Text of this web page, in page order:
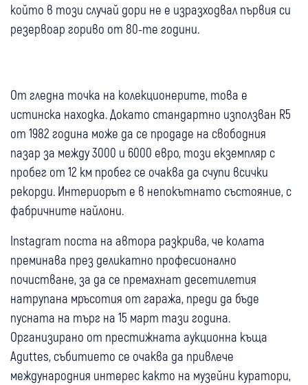
който в този случай дори не е изразходвал първия си
резервоар гориво от 80-те години.
От гледна точка на колекционерите, това е
истинска находка. Докато стандартно използван R5
от 1982 година може да се продаде на свободния
пазар за между 3000 и 6000 евро, този екземпляр с
пробег от 12 км пробег се очаква да счупи всички
рекорди. Интериорът е в непокътнато състояние, с
фабричните найлони.
Instagram поста на автора разкрива, че колата
преминава през деликатно професионално
почистване, за да се премахнат десетилетия
натрупана мръсотия от гаража, преди да бъде
пусната на търг на 15 март тази година.
Организирано от престижната аукционна къща
Aguttes, събитието се очаква да привлече
международния интерес както на музейни куратори,